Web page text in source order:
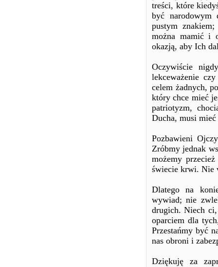
treści, które
być narodowym
pustym
można mamić i
okazją, aby Ich
Oczywiście
lekceważenie
celem żadnych,
który chce mieć
patriotyzm,
Ducha, musi
Pozbawieni
Zróbmy jednak
możemy
świecie krwi. Nie
Dlatego na
wywiad; nie
drugich. Niech ci,
oparciem dla
Przestańmy być
nas obroni i
Dziękuję za